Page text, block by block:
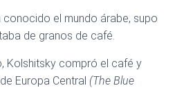
el mundo árabe, supo
de granos de café.
Kolshitsky compró el café y
Europa Central (The Blue